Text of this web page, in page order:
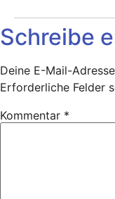
Schreibe
Deine E-Mail-
Erforderliche Felder
Kommentar *